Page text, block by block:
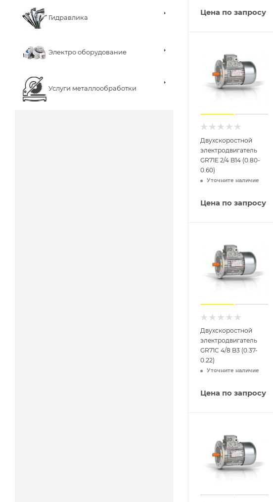
Гидравлика
Электро оборудование
Услуги металлообработки
Цена по запросу
Двухскоростной
электродвигатель
GR71E 2/4 B14 (0.80-
0.60)
Уточните наличие
Цена по запросу
Двухскоростной
электродвигатель
GR71C 4/8 B3 (0.37-
0.22)
Уточните наличие
Цена по запросу